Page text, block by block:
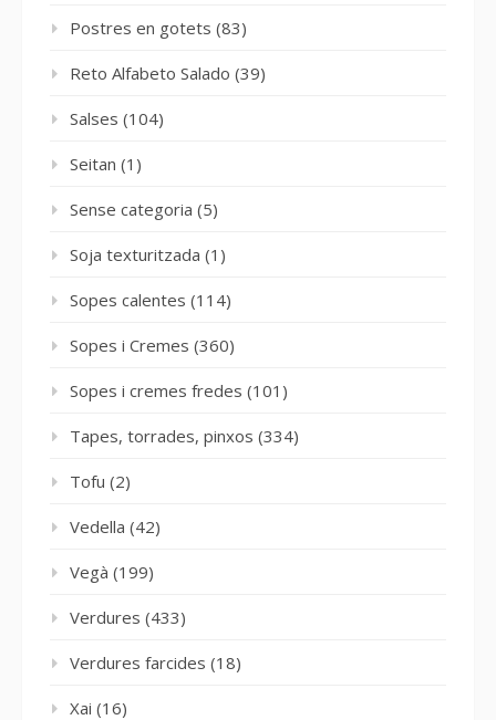
Postres en gotets (83)
Reto Alfabeto Salado (39)
Salses (104)
Seitan (1)
Sense categoria (5)
Soja texturitzada (1)
Sopes calentes (114)
Sopes i Cremes (360)
Sopes i cremes fredes (101)
Tapes, torrades, pinxos (334)
Tofu (2)
Vedella (42)
Vegà (199)
Verdures (433)
Verdures farcides (18)
Xai (16)